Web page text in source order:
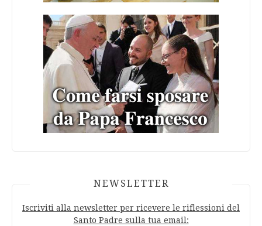
NEWSLETTER
Iscriviti alla newsletter per ricevere le riflessioni del
Santo Padre sulla tua email: